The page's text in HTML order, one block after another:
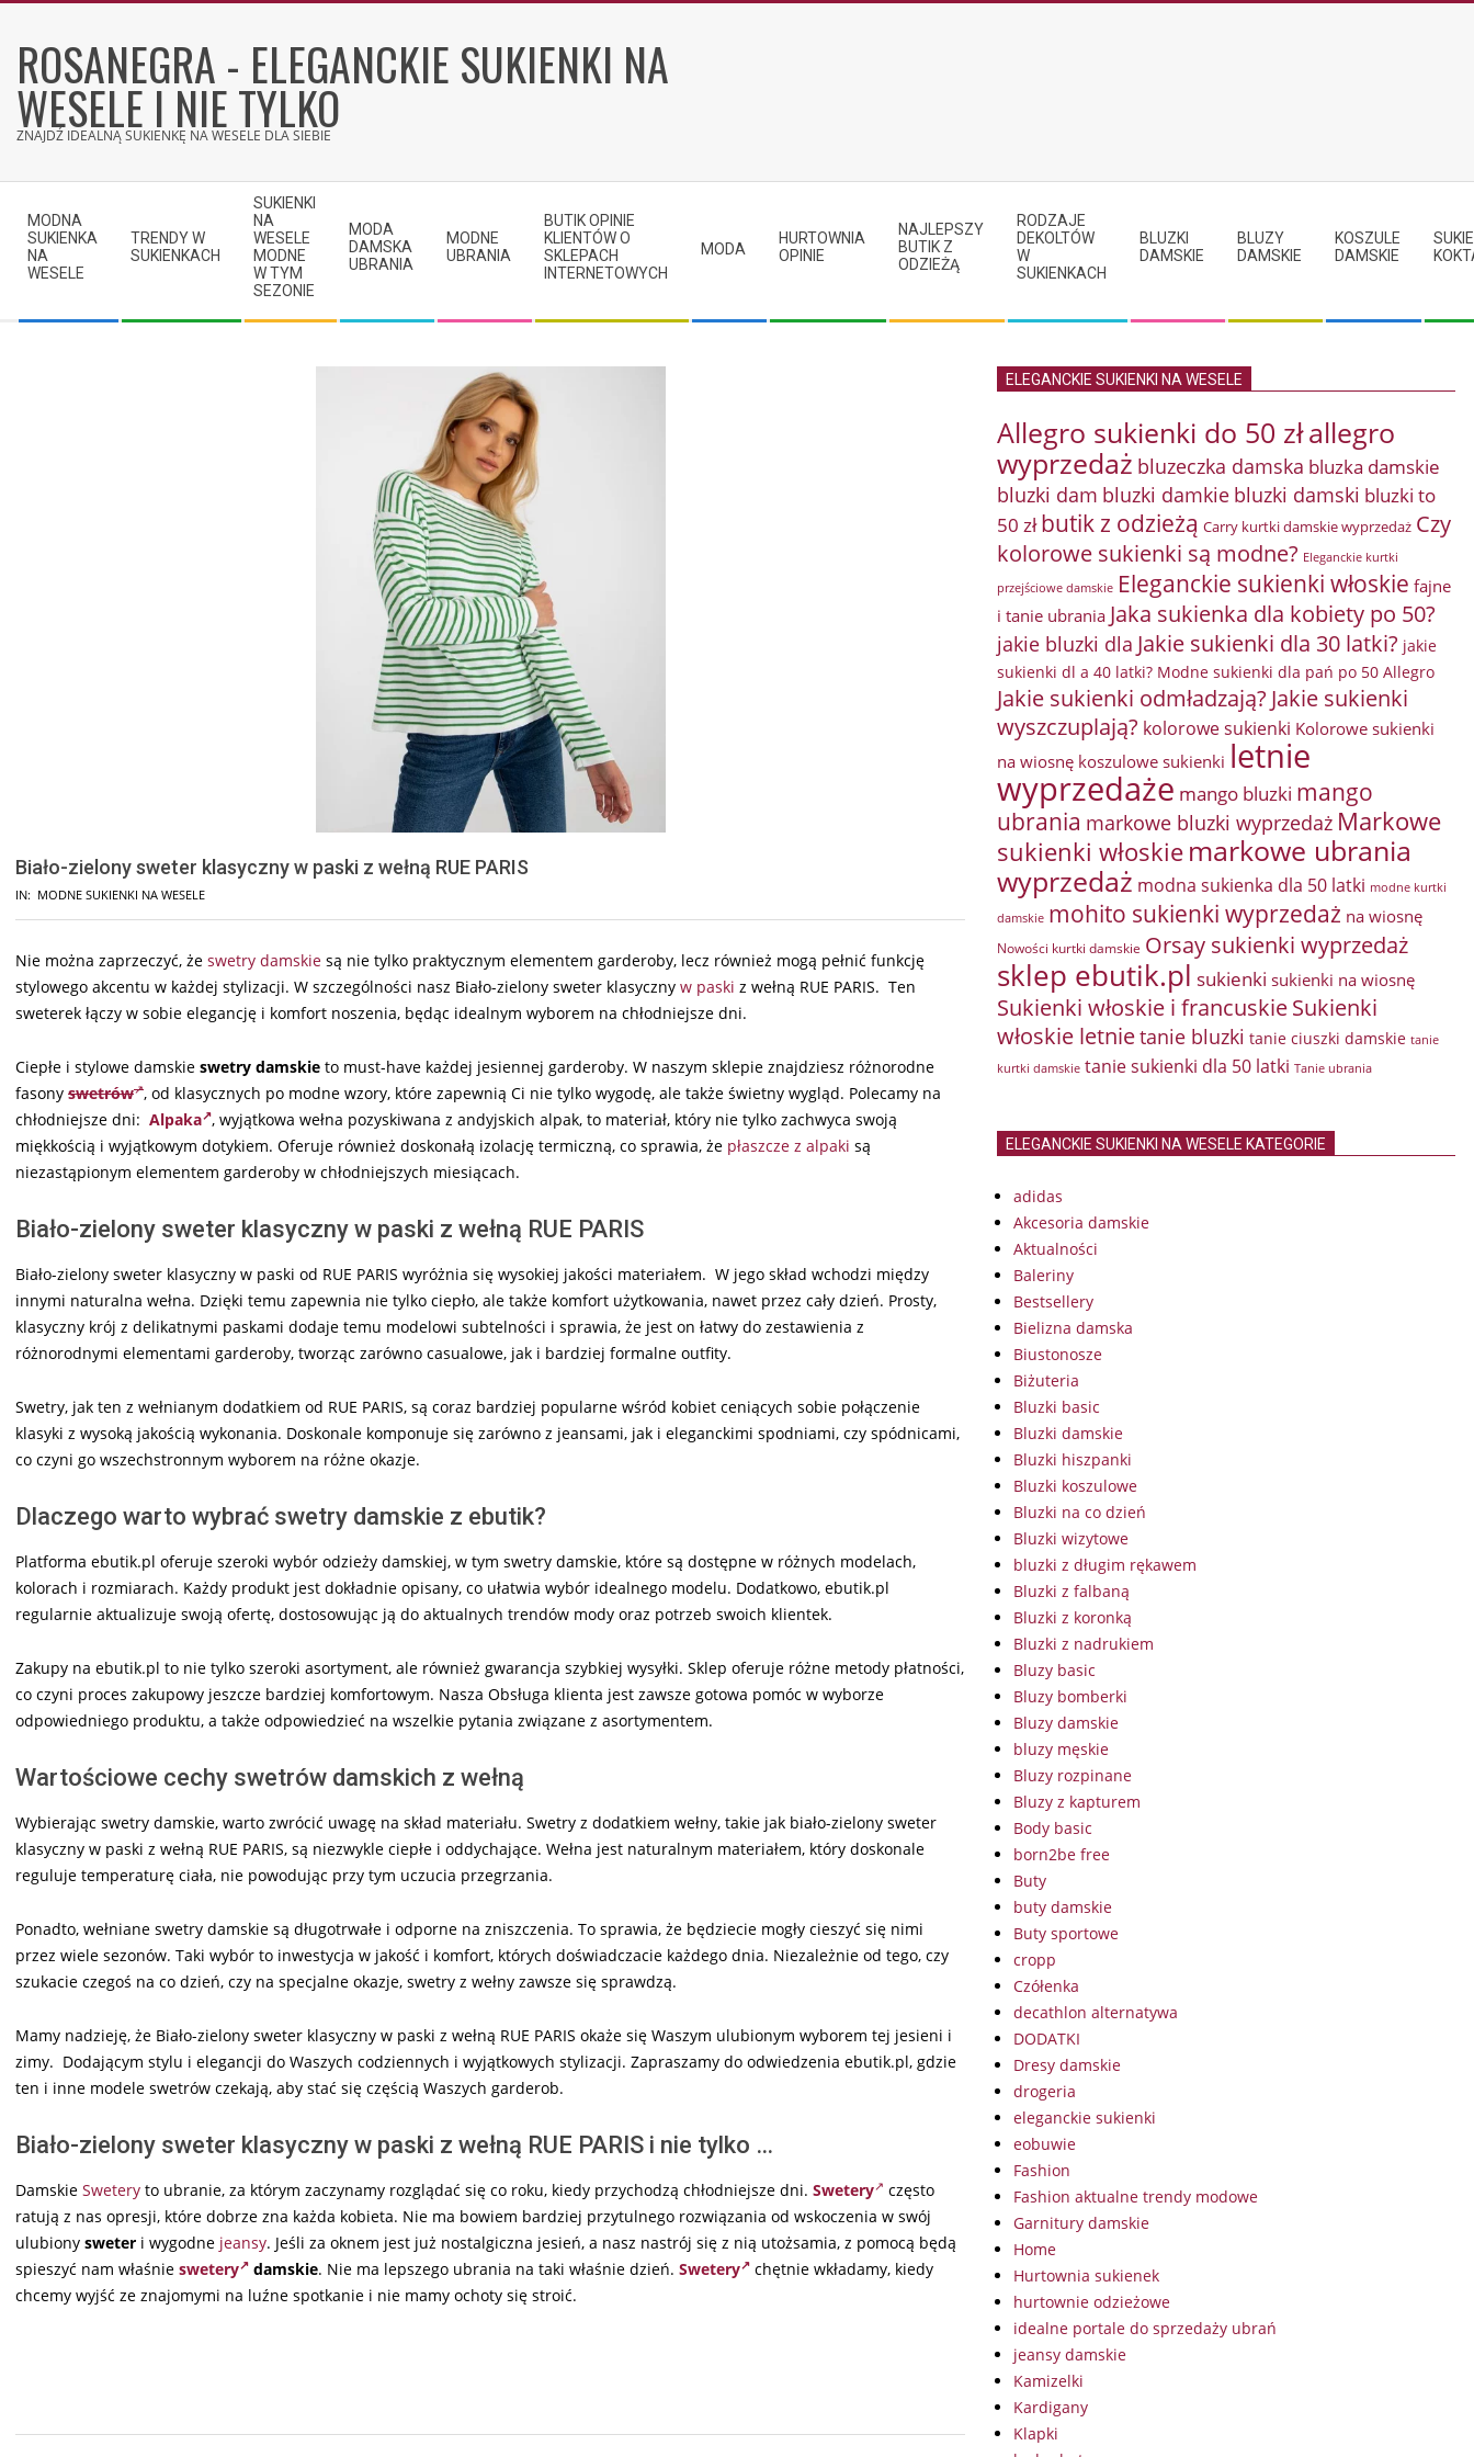
contentROSANEGRA - ELEGANCKIE SUKIENKI NA
WESELE I NIE TYLKO
ZNAJDŹ IDEALNĄ SUKIENKĘ NA WESELE DLA SIEBIE
Navigation
Menu
MODNA
SUKIENKA
NA
WESELE
TRENDY W
SUKIENKACH
SUKIENKI
NA
WESELE
MODNE
W TYM
SEZONIE
MODA
DAMSKA
UBRANIA
MODNE
UBRANIA
BUTIK OPINIE
KLIENTÓW O
SKLEPACH
INTERNETOWYCH
MODA
HURTOWNIA
OPINIE
NAJLEPSZY
BUTIK Z
ODZIEŻĄ
RODZAJE
DEKOLTÓW
W
SUKIENKACH
BLUZKI
DAMSKIE
BLUZY
DAMSKIE
KOSZULE
DAMSKIE
Biało-zielony sweter klasyczny w paski z wełną RUE PARIS
IN: MODNE SUKIENKI NA WESELE
Nie można zaprzeczyć, że swetry damskie są nie tylko praktycznym elementem garderoby, lecz również mogą pełnić funkcję
stylowego akcentu w każdej stylizacji. W szczególności nasz Biało-zielony sweter klasyczny w paski z wełną RUE PARIS. Ten
sweterek łączy w sobie elegancję i komfort noszenia, będąc idealnym wyborem na chłodniejsze dni.
Ciepłe i stylowe damskie swetry damskie to must-have każdej jesiennej garderoby. W naszym sklepie znajdziesz różnorodne
fasony swetrów , od klasycznych po modne wzory, które zapewnią Ci nie tylko wygodę, ale także świetny wygląd. Polecamy na
chłodniejsze dni: Alpaka , wyjątkowa wełna pozyskiwana z andyjskich alpak, to materiał, który nie tylko zachwyca swoją
miękkością i wyjątkowym dotykiem. Oferuje również doskonałą izolację termiczną, co sprawia, że płaszcze z alpaki są
niezastąpionym elementem garderoby w chłodniejszych miesiącach.
Biało-zielony sweter klasyczny w paski z wełną RUE PARIS
Biało-zielony sweter klasyczny w paski od RUE PARIS wyróżnia się wysokiej jakości materiałem. W jego skład wchodzi między
innymi naturalna wełna. Dzięki temu zapewnia nie tylko ciepło, ale także komfort użytkowania, nawet przez cały dzień. Prosty,
klasyczny krój z delikatnymi paskami dodaje temu modelowi subtelności i sprawia, że jest on łatwy do zestawienia z
różnorodnymi elementami garderoby, tworząc zarówno casualowe, jak i bardziej formalne outfity.
Swetry, jak ten z wełnianym dodatkiem od RUE PARIS, są coraz bardziej popularne wśród kobiet ceniących sobie połączenie
klasyki z wysoką jakością wykonania. Doskonale komponuje się zarówno z jeansami, jak i eleganckimi spodniami, czy spódnicami,
co czyni go wszechstronnym wyborem na różne okazje.
Dlaczego warto wybrać swetry damskie z ebutik?
Platforma ebutik.pl oferuje szeroki wybór odzieży damskiej, w tym swetry damskie, które są dostępne w różnych modelach,
kolorach i rozmiarach. Każdy produkt jest dokładnie opisany, co ułatwia wybór idealnego modelu. Dodatkowo, ebutik.pl
regularnie aktualizuje swoją ofertę, dostosowując ją do aktualnych trendów mody oraz potrzeb swoich klientek.
Zakupy na ebutik.pl to nie tylko szeroki asortyment, ale również gwarancja szybkiej wysyłki. Sklep oferuje różne metody płatności,
co czyni proces zakupowy jeszcze bardziej komfortowym. Nasza Obsługa klienta jest zawsze gotowa pomóc w wyborze
odpowiedniego produktu, a także odpowiedzieć na wszelkie pytania związane z asortymentem.
Wartościowe cechy swetrów damskich z wełną
Wybierając swetry damskie, warto zwrócić uwagę na skład materiału. Swetry z dodatkiem wełny, takie jak biało-zielony sweter
klasyczny w paski z wełną RUE PARIS, są niezwykle ciepłe i oddychające. Wełna jest naturalnym materiałem, który doskonale
reguluje temperaturę ciała, nie powodując przy tym uczucia przegrzania.
Ponadto, wełniane swetry damskie są długotrwałe i odporne na zniszczenia. To sprawia, że będziecie mogły cieszyć się nimi
przez wiele sezonów. Taki wybór to inwestycja w jakość i komfort, których doświadczacie każdego dnia. Niezależnie od tego, czy
szukacie czegoś na co dzień, czy na specjalne okazje, swetry z wełny zawsze się sprawdzą.
Mamy nadzieję, że Biało-zielony sweter klasyczny w paski z wełną RUE PARIS okaże się Waszym ulubionym wyborem tej jesieni i
zimy. Dodającym stylu i elegancji do Waszych codziennych i wyjątkowych stylizacji. Zapraszamy do odwiedzenia ebutik.pl, gdzie
ten i inne modele swetrów czekają, aby stać się częścią Waszych garderob.
Biało-zielony sweter klasyczny w paski z wełną RUE PARIS i nie tylko …
Damskie Swetery to ubranie, za którym zaczynamy rozglądać się co roku, kiedy przychodzą chłodniejsze dni. Swetery
często
ratują z nas opresji, które dobrze zna każda kobieta. Nie ma bowiem bardziej przytulnego rozwiązania od wskoczenia w swój
ulubiony sweter i wygodne jeansy. Jeśli za oknem jest już nostalgiczna jesień, a nasz nastrój się z nią utożsamia, z pomocą będą
spieszyć nam właśnie swetery damskie. Nie ma lepszego ubrania na taki właśnie dzień. Swetery
chętnie wkładamy, kiedy
chcemy wyjść ze znajomymi na luźne spotkanie i nie mamy ochoty się stroić.
ELEGANCKIE SUKIENKI NA WESELE
Allegro sukienki do 50 złallegro
wyprzedaż bluzeczka damska bluzka damskie
bluzki dam bluzki damkie bluzki damski bluzki to
50 zł butik z odzieżą Carry kurtki damskie wyprzedaż Czy
kolorowe sukienki są modne? Eleganckie kurtki
przejściowe damskie Eleganckie sukienki włoskie fajne
i tanie ubrania Jaka sukienka dla kobiety po 50?
jakie bluzki dla Jakie sukienki dla 30 latki? jakie
sukienki dl a 40 latki? Modne sukienki dla pań po 50 Allegro
Jakie sukienki odmładzają? Jakie sukienki
wyszczuplają? kolorowe sukienki Kolorowe sukienki
na wiosnę koszulowe sukienki letnie
wyprzedaże mango bluzki mango
ubrania markowe bluzki wyprzedaż Markowe
sukienki włoskie markowe ubrania
wyprzedaż modna sukienka dla 50 latki modne kurtki
damskie mohito sukienki wyprzedaż na wiosnę
Nowości kurtki damskie Orsay sukienki wyprzedaż
sklep ebutik.pl sukienki sukienki na wiosnę
Sukienki włoskie i francuskieSukienki
włoskie letnietanie bluzki tanie ciuszki damskie tanie
kurtki damskie tanie sukienki dla 50 latki Tanie ubrania
ELEGANCKIE SUKIENKI NA WESELE KATEGORIE
adidas
Akcesoria damskie
Aktualności
Baleriny
Bestsellery
Bielizna damska
Biustonosze
Biżuteria
Bluzki basic
Bluzki damskie
Bluzki hiszpanki
Bluzki koszulowe
Bluzki na co dzień
Bluzki wizytowe
bluzki z długim rękawem
Bluzki z falbaną
Bluzki z koronką
Bluzki z nadrukiem
Bluzy basic
Bluzy bomberki
Bluzy damskie
bluzy męskie
Bluzy rozpinane
Bluzy z kapturem
Body basic
born2be free
Buty
buty damskie
Buty sportowe
cropp
Czółenka
decathlon alternatywa
DODATKI
Dresy damskie
drogeria
eleganckie sukienki
eobuwie
Fashion
Fashion aktualne trendy modowe
Garnitury damskie
Home
Hurtownia sukienek
hurtownie odzieżowe
idealne portale do sprzedaży ubrań
jeansy damskie
Kamizelki
Kardigany
Klapki